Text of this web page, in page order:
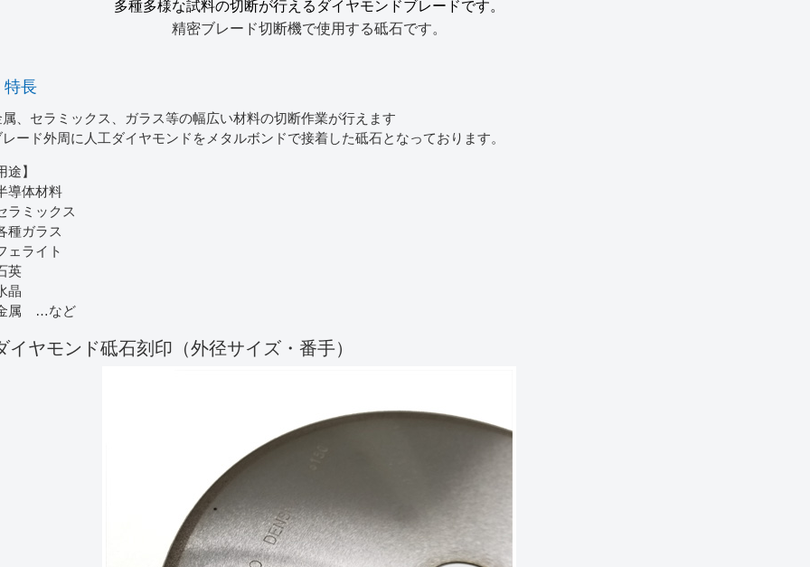
多種多様な試料の切断が行えるダイヤモンドブレードです。
精密ブレード切断機で使用する砥石です。
特長
、セラミックス、ガラス等の幅広い材料の切断作業が行えます
ード外周に人工ダイヤモンドをメタルボンドで接着した砥石となっております。
途】
導体材料
ラミックス
種ガラス
ェライト
英
晶
属 …など
イヤモンド砥石刻印（外径サイズ・番手）